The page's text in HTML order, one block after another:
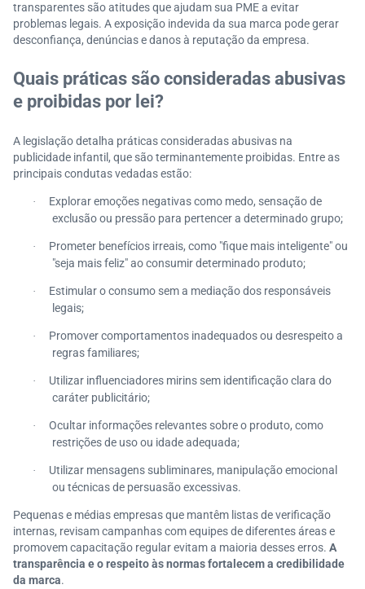
transparentes são atitudes que ajudam sua PME a evitar
problemas legais. A exposição indevida da sua marca pode gerar
desconfiança, denúncias e danos à reputação da empresa.
Quais práticas são consideradas abusivas
e proibidas por lei?
A legislação detalha práticas consideradas abusivas na
publicidade infantil, que são terminantemente proibidas. Entre as
principais condutas vedadas estão:
·
Explorar emoções negativas como medo, sensação de
exclusão ou pressão para pertencer a determinado grupo;
·
Prometer benefícios irreais, como "fique mais inteligente" ou
"seja mais feliz" ao consumir determinado produto;
·
Estimular o consumo sem a mediação dos responsáveis
legais;
·
Promover comportamentos inadequados ou desrespeito a
regras familiares;
·
Utilizar influenciadores mirins sem identificação clara do
caráter publicitário;
·
Ocultar informações relevantes sobre o produto, como
restrições de uso ou idade adequada;
·
Utilizar mensagens subliminares, manipulação emocional
ou técnicas de persuasão excessivas.
Pequenas e médias empresas que mantêm listas de verificação
internas, revisam campanhas com equipes de diferentes áreas e
promovem capacitação regular evitam a maioria desses erros. A
transparência e o respeito às normas fortalecem a credibilidade
da marca.